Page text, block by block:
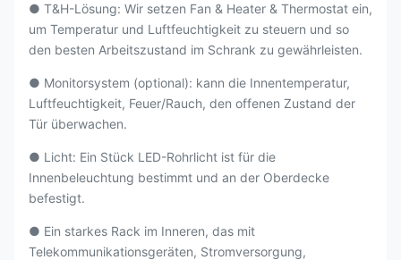
● T&H-Lösung: Wir setzen Fan & Heater & Thermostat ein,
um Temperatur und Luftfeuchtigkeit zu steuern und so
den besten Arbeitszustand im Schrank zu gewährleisten.
● Monitorsystem (optional): kann die Innentemperatur,
Luftfeuchtigkeit, Feuer/Rauch, den offenen Zustand der
Tür überwachen.
● Licht: Ein Stück LED-Rohrlicht ist für die
Innenbeleuchtung bestimmt und an der Oberdecke
befestigt.
● Ein starkes Rack im Inneren, das mit
Telekommunikationsgeräten, Stromversorgung,